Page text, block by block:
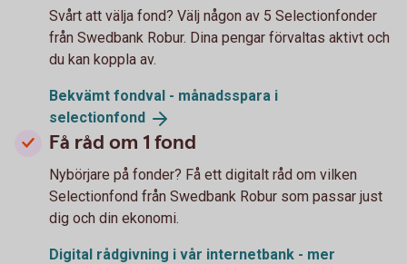
Svårt att välja fond? Välj någon av 5 Selectionfonder
från Swedbank Robur. Dina pengar förvaltas aktivt och
du kan koppla av.
Bekvämt fondval - månadsspara i
selectionfond
Få råd om 1 fond
Nybörjare på fonder? Få ett digitalt råd om vilken
Selectionfond från Swedbank Robur som passar just
dig och din ekonomi.
Digital rådgivning i vår internetbank - mer